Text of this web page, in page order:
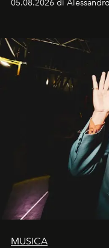
05.08.2026 di
MUSICA